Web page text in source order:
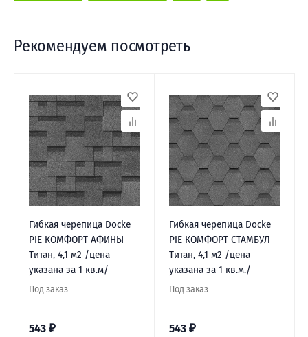
Рекомендуем посмотреть
Гибкая черепица Docke
PIE КОМФОРТ АФИНЫ
Титан, 4,1 м2 /цена
указана за 1 кв.м/
Под заказ
543 ₽
Гибкая черепица Docke
PIE КОМФОРТ СТАМБУЛ
Титан, 4,1 м2 /цена
указана за 1 кв.м./
Под заказ
543 ₽